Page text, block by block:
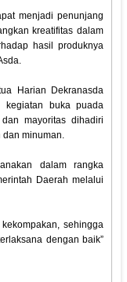
menjadi penunjang
kreatifitas dalam
hasil produknya
Harian Dekranasda
kegiatan buka puada
mayoritas dihadiri
minuman.
dalam rangka
Daerah melalui
sehingga
dengan baik”